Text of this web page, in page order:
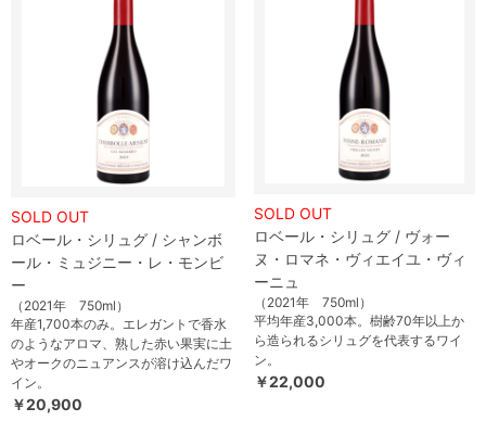
SOLD OUT
ロベール・シリュグ / シャンボ
ール・ミュジニー・レ・モンビ
ー
（2021年 750ml）
年産1,700本のみ。エレガントで香水
のようなアロマ、熟した赤い果実に土
やオークのニュアンスが溶け込んだワ
イン。
￥20,900
SOLD OUT
ロベール・シリュグ / ヴォー
ヌ・ロマネ・ヴィエイユ・ヴィ
ーニュ
（2021年 750ml）
平均年産3,000本。樹齢70年以上か
ら造られるシリュグを代表するワイ
ン。
￥22,000